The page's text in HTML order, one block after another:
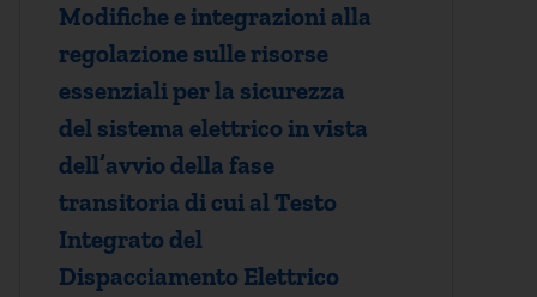
Modifiche e integrazioni alla
regolazione sulle risorse
essenziali per la sicurezza
del sistema elettrico in vista
dell’avvio della fase
transitoria di cui al Testo
Integrato del
Dispacciamento Elettrico